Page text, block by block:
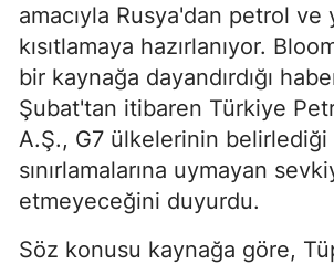
amacıyla Rusya'dan petrol ve
kısıtlamaya hazırlanıyor.
bir kaynağa dayandırdığı
Şubat'tan itibaren Türkiye
A.Ş., G7 ülkelerinin
sınırlamalarına uymayan
etmeyeceğini duyurdu.
Söz konusu kaynağa göre,